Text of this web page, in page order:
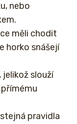
nebo
měli chodit
horko snášejí
slouží
pravidla